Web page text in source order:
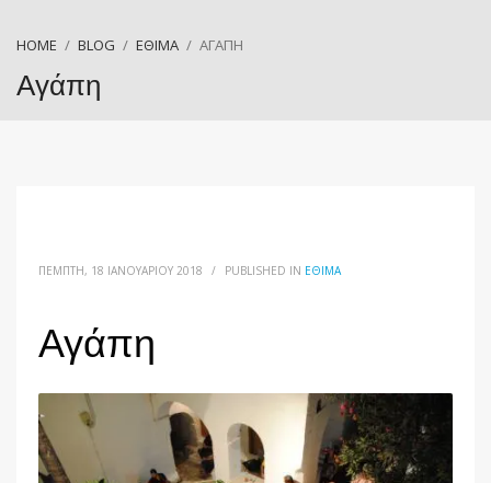
HOME BLOG ΈΘΙΜΑ ΑΓΆΠΗ
Αγάπη
ΠΈΜΠΤΗ, 18 ΙΑΝΟΥΑΡΊΟΥ 2018 / PUBLISHED IN ΈΘΙΜΑ
Αγάπη